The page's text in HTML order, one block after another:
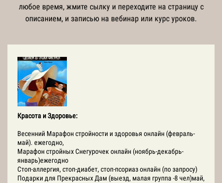
любое время, жмите сылку и переходите на страницу с
описанием, и записью на вебинар или курс уроков.
Красота и Здоровье:
Весенний Марафон стройности и здоровья онлайн (февраль-
май). ежегодно,
Марафон стройных Снегурочек онлайн (ноябрь-декабрь-
январь)ежегодно
Стоп-аллергия, стоп-диабет, стоп-псориаз онлайн (по запросу)
Подарки для Прекрасных Дам (выезд, малая группа -8 чел)май,